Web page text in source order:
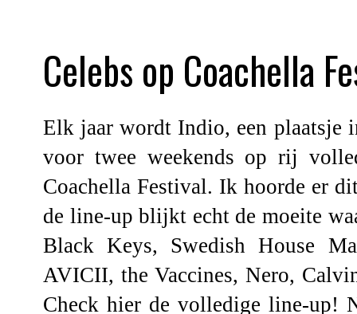
Celebs op Coachella
Elk jaar wordt Indio, een plaatsje
voor twee weekends op rij
Coachella Festival. Ik hoorde er
de line-up blijkt echt de moeite
Black Keys, Swedish House
AVICII, the Vaccines, Nero,
Check hierde volledige line-up!